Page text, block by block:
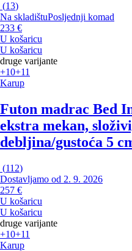
(13)
Na skladištuPosljednji komad
233 €
U košaricu
U košaricu
druge varijante
+10+11
Karup
Futon madrac Bed
ekstra mekan,
debljina/gustoća 5
(112)
Dostavljamo od 2. 9. 2026
257 €
U košaricu
U košaricu
druge varijante
+10+11
Karup